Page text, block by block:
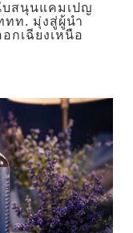
บสนุนแคมเปญ
ทท. มุ่งสู่ผู้นำ
กเฉียงเหนือ